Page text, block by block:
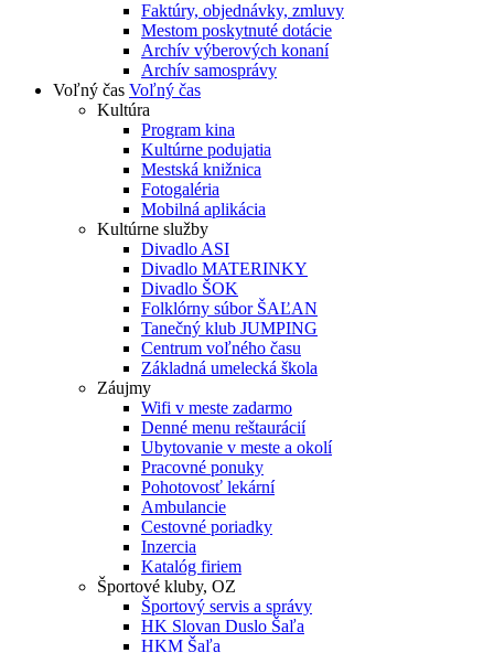
Faktúry, objednávky, zmluvy
Mestom poskytnuté dotácie
Archív výberových konaní
Archív samosprávy
Voľný čas Voľný čas
Kultúra
Program kina
Kultúrne podujatia
Mestská knižnica
Fotogaléria
Mobilná aplikácia
Kultúrne služby
Divadlo ASI
Divadlo MATERINKY
Divadlo ŠOK
Folklórny súbor ŠAĽAN
Tanečný klub JUMPING
Centrum voľného času
Základná umelecká škola
Záujmy
Wifi v meste zadarmo
Denné menu reštaurácií
Ubytovanie v meste a okolí
Pracovné ponuky
Pohotovosť lekární
Ambulancie
Cestovné poriadky
Inzercia
Katalóg firiem
Športové kluby, OZ
Športový servis a správy
HK Slovan Duslo Šaľa
HKM Šaľa